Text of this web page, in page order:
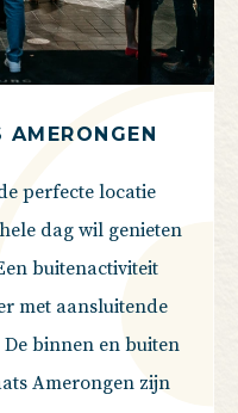
perfecte locatie
dag wil genieten
buitenactiviteit
met aansluitende
binnen en buiten
Amerongen zijn